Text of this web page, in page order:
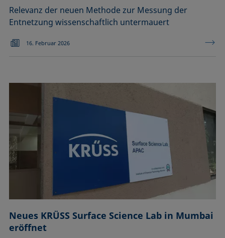
Relevanz der neuen Methode zur Messung der
Entnetzung wissenschaftlich untermauert
16. Februar 2026
Neues KRÜSS Surface Science Lab in Mumbai
eröffnet